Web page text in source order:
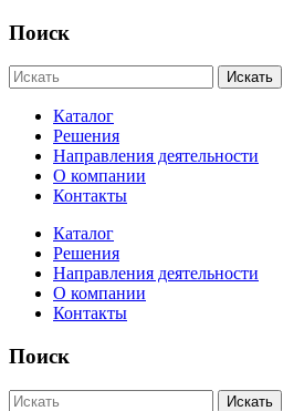
Поиск
Искать
Каталог
Решения
Направления деятельности
О компании
Контакты
Каталог
Решения
Направления деятельности
О компании
Контакты
Поиск
Искать